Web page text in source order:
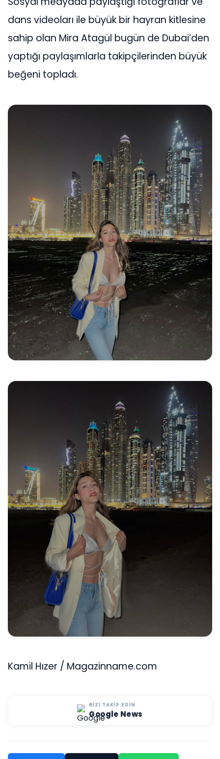
dans videoları ile büyük bir hayran kitlesine
sahip olan Mira Atagül bugün de Dubai’den
yaptığı paylaşımlarla takipçilerinden büyük
beğeni topladı.
Kamil Hızer / Magazinname.com
BIZI TAKIP EDIN
Google News